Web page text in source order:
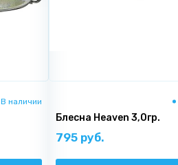
В наличии
Блесна Heaven 3,0гр.
795 руб.